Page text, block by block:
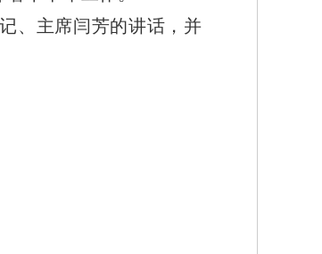
、主席闫芳的讲话，并